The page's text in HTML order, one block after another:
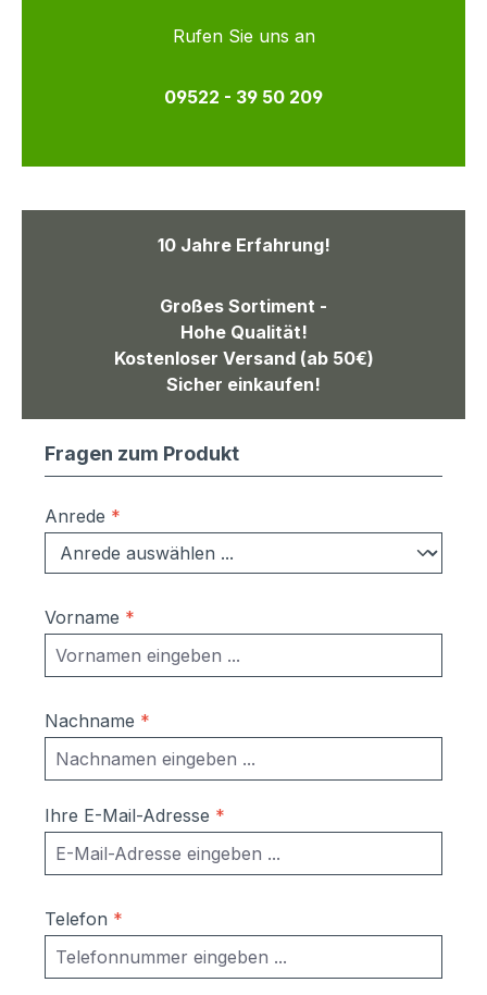
Rufen Sie uns an
09522 - 39 50 209
10 Jahre Erfahrung!
Großes Sortiment -
Hohe Qualität!
Kostenloser Versand (ab 50€)
Sicher einkaufen!
Fragen zum Produkt
Anrede *
Vorname *
Nachname *
Ihre E-Mail-Adresse *
Telefon *